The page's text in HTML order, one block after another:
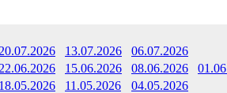
20.07.2026 13.07.2026
06.07.2026
22.06.2026 15.06.2026 08.06.2026
18.05.2026 11.05.2026
04.05.2026